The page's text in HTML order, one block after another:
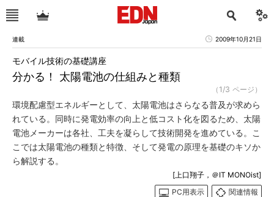
連載 2009年10月21日
分かる！ 太陽電池の仕組みと種類
モバイル技術の基礎講座
（1/3 ページ）
環境配慮型エネルギーとして、太陽電池はさらなる普及が求めら
れている。同時に発電効率の向上と低コスト化を図るため、太陽
電池メーカーは各社、工夫を凝らして技術開発を進めている。こ
こでは太陽電池の種類と特徴、そして発電の原理を基礎のキソか
ら解説する。
[上口翔子，＠IT MONOist]
PC用表示
関連情報